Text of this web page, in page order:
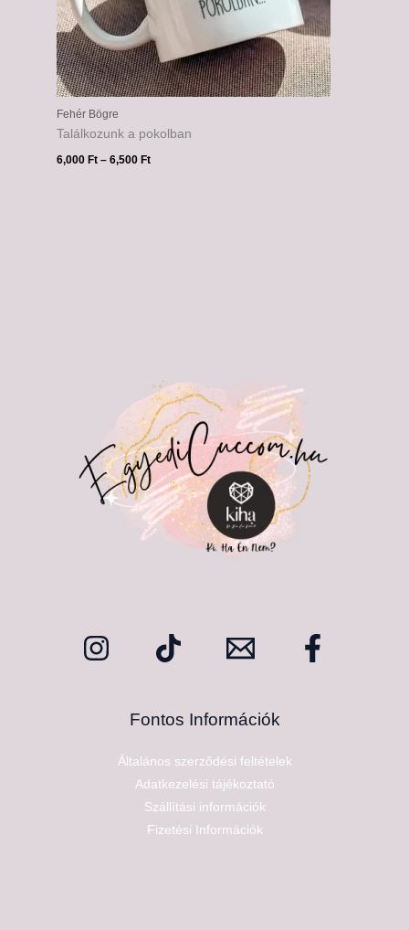
Fehér Bögre
Találkozunk a pokolban
6,000Ft – 6,500Ft
Fontos Információk
Általános szerződési feltételek
Adatkezelési tájékoztató
Szállítási információk
Fizetési Információk